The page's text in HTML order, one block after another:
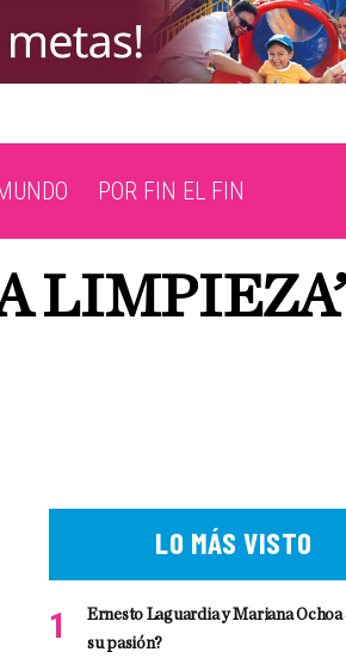
POR FIN EL FIN
LO MÁS VISTO
Ernesto Laguardia y Mariana
su pasión?